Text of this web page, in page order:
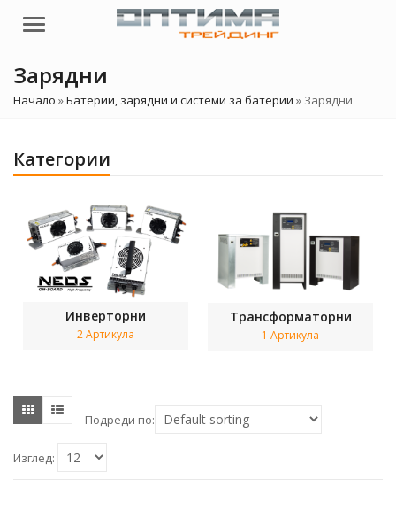
Menu
Зарядни
Начало »Батерии, зарядни и системи за батерии » Зарядни
Категории
Инверторни
2 Артикула
Трансформаторни
1 Артикула
Подреди по:
Изглед: